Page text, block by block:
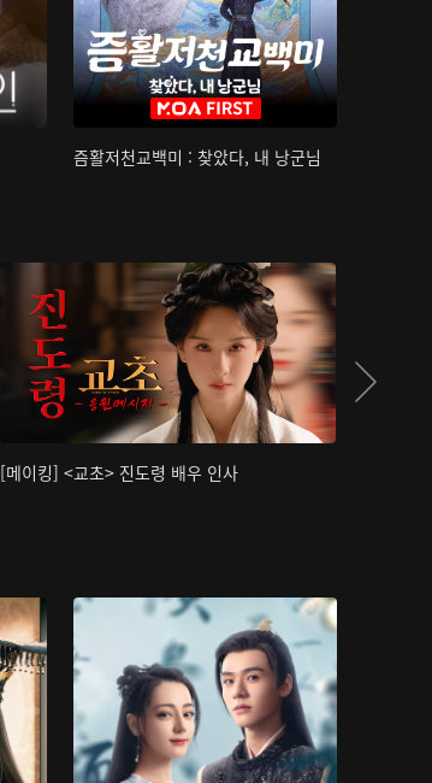
즘활저천교백미 : 찾았다, 내 낭군님
[메이킹] <교초> 진도령 배우 인사